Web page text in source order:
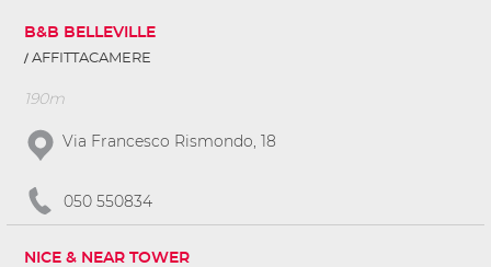
B&B BELLEVILLE
AFFITTACAMERE
190m
Via Francesco Rismondo, 18
050 550834
NICE & NEAR TOWER